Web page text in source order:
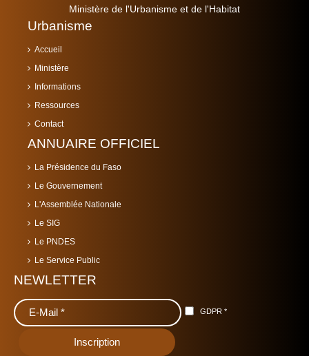
Ministère de l'Urbanisme et de l'Habitat
Urbanisme
Accueil
Ministère
Informations
Ressources
Contact
ANNUAIRE OFFICIEL
La Présidence du Faso
Le Gouvernement
L'Assemblée Nationale
Le SIG
Le PNDES
Le Service Public
NEWLETTER
GDPR *